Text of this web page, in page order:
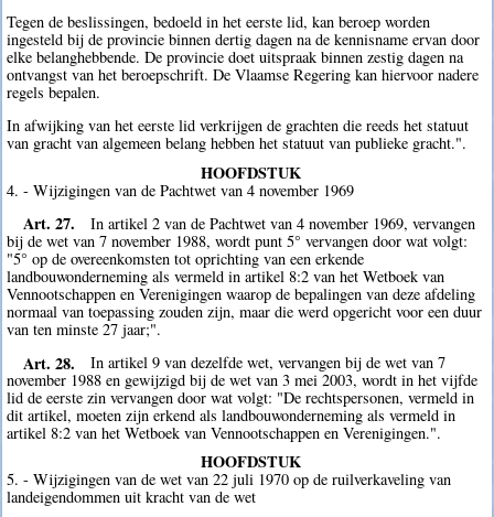
Tegen de beslissingen, bedoeld in het eerste lid, kan beroep worden
ingesteld bij de provincie binnen dertig dagen na de kennisname ervan door
elke belanghebbende. De provincie doet uitspraak binnen zestig dagen na
ontvangst van het beroepschrift. De Vlaamse Regering kan hiervoor nadere
regels bepalen.
In afwijking van het eerste lid verkrijgen de grachten die reeds het statuut
van gracht van algemeen belang hebben het statuut van publieke gracht.".
HOOFDSTUK
4. - Wijzigingen van de Pachtwet van 4 november 1969
Art. 27.
In artikel 2 van de Pachtwet van 4 november 1969, vervangen
bij de wet van 7 november 1988, wordt punt 5° vervangen door wat volgt:
"5° op de overeenkomsten tot oprichting van een erkende
landbouwonderneming als vermeld in artikel 8:2 van het Wetboek van
Vennootschappen en Verenigingen waarop de bepalingen van deze afdeling
normaal van toepassing zouden zijn, maar die werd opgericht voor een duur
van ten minste 27 jaar;".
Art. 28.
In artikel 9 van dezelfde wet, vervangen bij de wet van 7
november 1988 en gewijzigd bij de wet van 3 mei 2003, wordt in het vijfde
lid de eerste zin vervangen door wat volgt: "De rechtspersonen, vermeld in
dit artikel, moeten zijn erkend als landbouwonderneming als vermeld in
artikel 8:2 van het Wetboek van Vennootschappen en Verenigingen.".
HOOFDSTUK
5. - Wijzigingen van de wet van 22 juli 1970 op de ruilverkaveling van
landeigendommen uit kracht van de wet